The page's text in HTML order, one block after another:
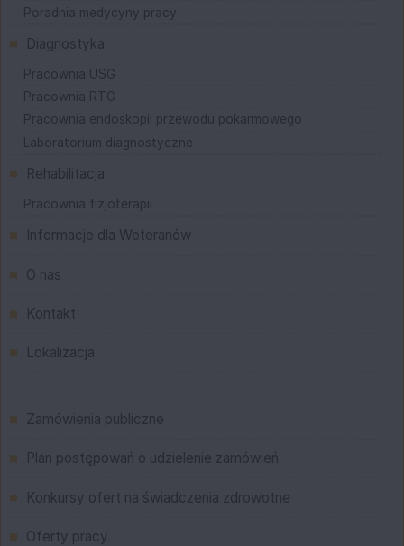
Poradnia medycyny pracy
Diagnostyka
Pracownia USG
Pracownia RTG
Pracownia endoskopii przewodu pokarmowego
Laboratorium diagnostyczne
Rehabilitacja
Pracownia fizjoterapii
Informacje dla Weteranów
O nas
Kontakt
Lokalizacja
Menu
Zamówienia publiczne
Plan postępowań o udzielenie zamówień
Konkursy ofert na świadczenia zdrowotne
Oferty pracy